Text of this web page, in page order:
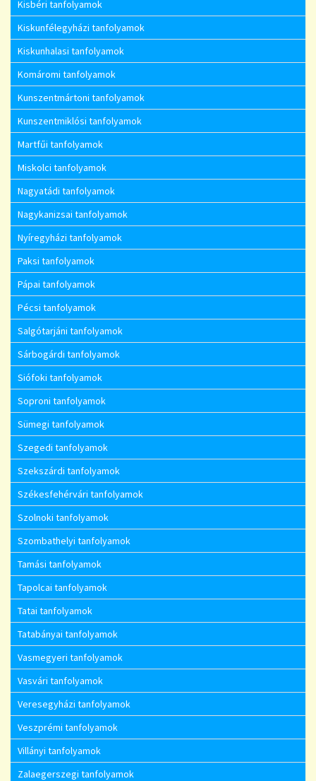
Kisbéri tanfolyamok
Kiskunfélegyházi tanfolyamok
Kiskunhalasi tanfolyamok
Komáromi tanfolyamok
Kunszentmártoni tanfolyamok
Kunszentmiklósi tanfolyamok
Martfűi tanfolyamok
Miskolci tanfolyamok
Nagyatádi tanfolyamok
Nagykanizsai tanfolyamok
Nyíregyházi tanfolyamok
Paksi tanfolyamok
Pápai tanfolyamok
Pécsi tanfolyamok
Salgótarjáni tanfolyamok
Sárbogárdi tanfolyamok
Siófoki tanfolyamok
Soproni tanfolyamok
Sümegi tanfolyamok
Szegedi tanfolyamok
Szekszárdi tanfolyamok
Székesfehérvári tanfolyamok
Szolnoki tanfolyamok
Szombathelyi tanfolyamok
Tamási tanfolyamok
Tapolcai tanfolyamok
Tatai tanfolyamok
Tatabányai tanfolyamok
Vasmegyeri tanfolyamok
Vasvári tanfolyamok
Veresegyházi tanfolyamok
Veszprémi tanfolyamok
Villányi tanfolyamok
Zalaegerszegi tanfolyamok